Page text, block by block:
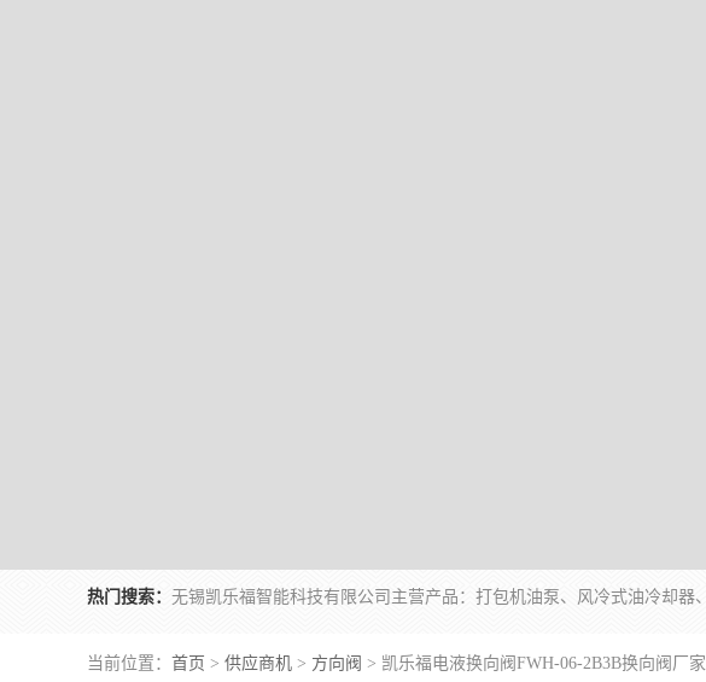
热门搜索：
当前位置： 首页 > 供应商机 > 方向阀 > 凯乐福电液换向阀FWH-06-2B3B换向阀厂家